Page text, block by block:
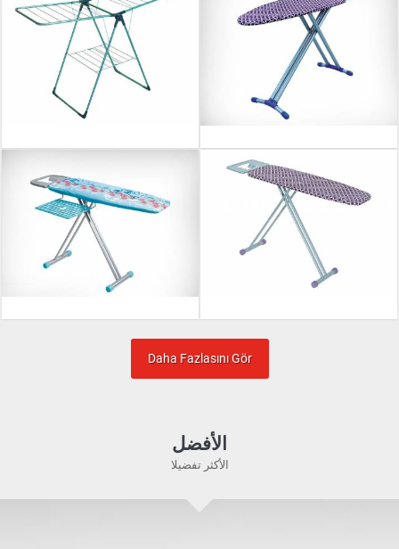
Daha Fazlasını Gör
الأفضل
الأكثر تفضيلا